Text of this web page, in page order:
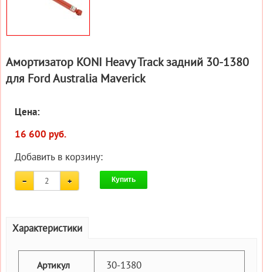
Амортизатор KONI Heavy Track задний 30-1380
для Ford Australia Maverick
Цена:
16 600 руб.
Добавить в корзину:
Купить
Характеристики
Артикул 30-1380